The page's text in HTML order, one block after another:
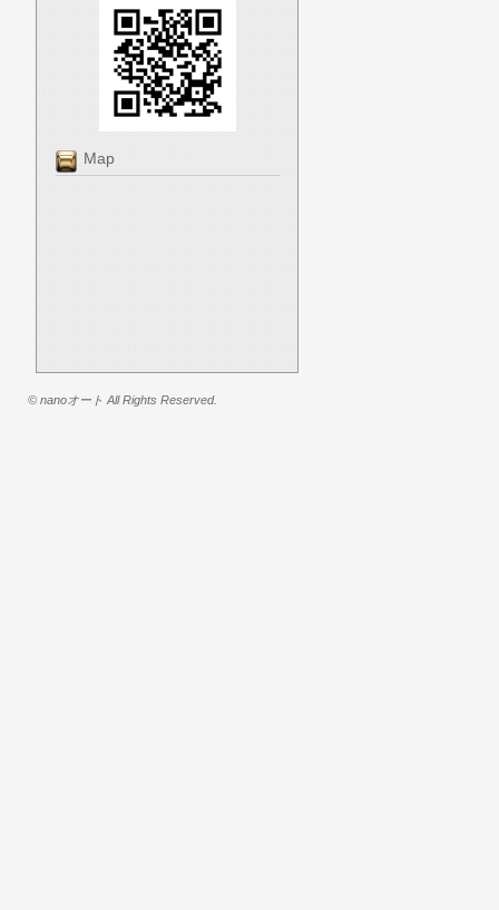
Map
© nanoオート All Rights Reserved.